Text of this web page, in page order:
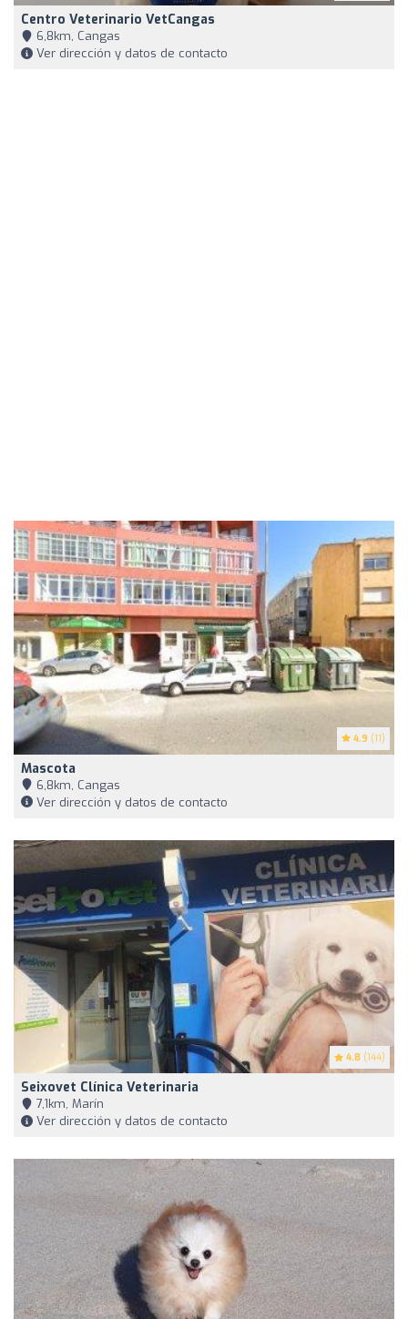
Centro Veterinario VetCangas
6,8km, Cangas
Ver dirección y datos de contacto
4.9 (11)
Mascota
6,8km, Cangas
Ver dirección y datos de contacto
4.8 (144)
Seixovet Clínica Veterinaria
7,1km, Marín
Ver dirección y datos de contacto